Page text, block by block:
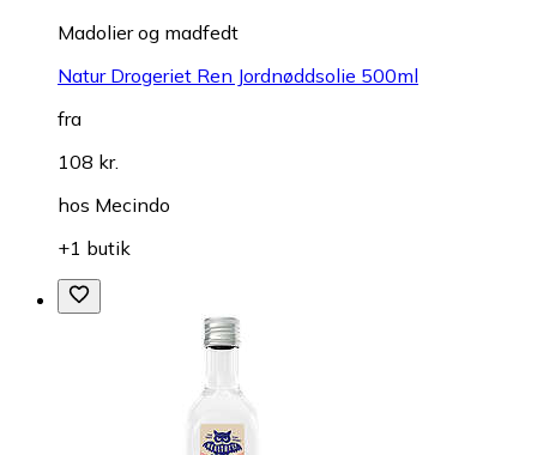
Madolier og madfedt
Natur Drogeriet Ren Jordnøddsolie 500ml
fra
108 kr.
hos Mecindo
+1 butik